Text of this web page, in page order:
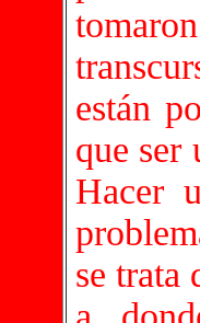
están
que ser
Hacer
se trata